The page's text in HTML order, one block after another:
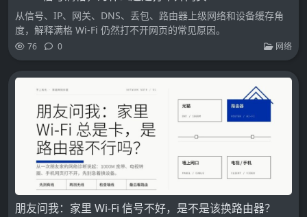
从信号、IP、网关、DNS、丢包、路由器上级网络和设备缓存角
度，解释满格 Wi-Fi 仍然打不开网页的常见原因。
76 0 网络
朋友问我：家里 Wi-Fi 信号不好，是不是该换路由器？